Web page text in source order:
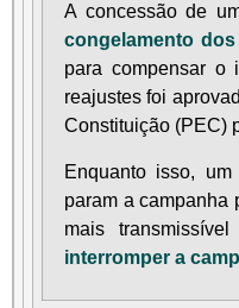
A concessão de
congelamento
para compensar o
reajustes foi
Constituição (PEC)
Enquanto isso,
param a campanha
mais
interromper a